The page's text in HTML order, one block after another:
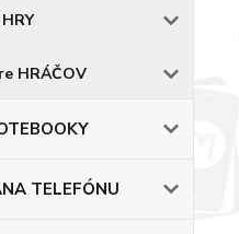
HRÁČOV
TELEFÓNU